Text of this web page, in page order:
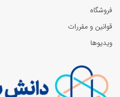
فروشگاه
قوانین و مقررات
ویدیوها